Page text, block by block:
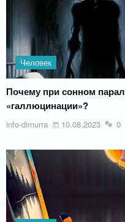
Человек
Почему при сонном
«галлюцинации»?
info-dimurra 10.08.2023 0